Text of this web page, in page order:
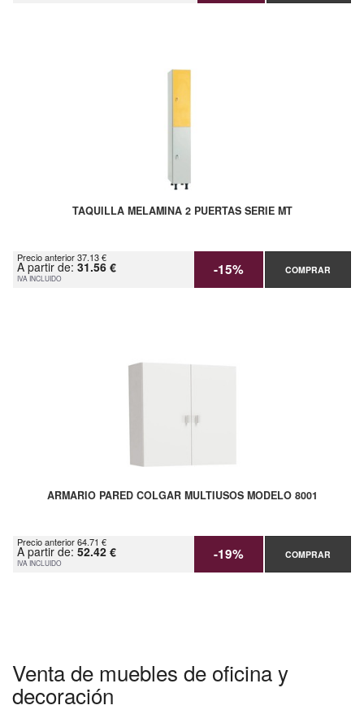
TAQUILLA MELAMINA 2 PUERTAS SERIE MT
Precio anterior 37.13 €
A partir de: 31.56 €
IVA INCLUIDO -15% COMPRAR
ARMARIO PARED COLGAR MULTIUSOS MODELO 8001
Precio anterior 64.71 €
A partir de: 52.42 €
IVA INCLUIDO -19% COMPRAR
Venta de muebles de oficina y
decoración